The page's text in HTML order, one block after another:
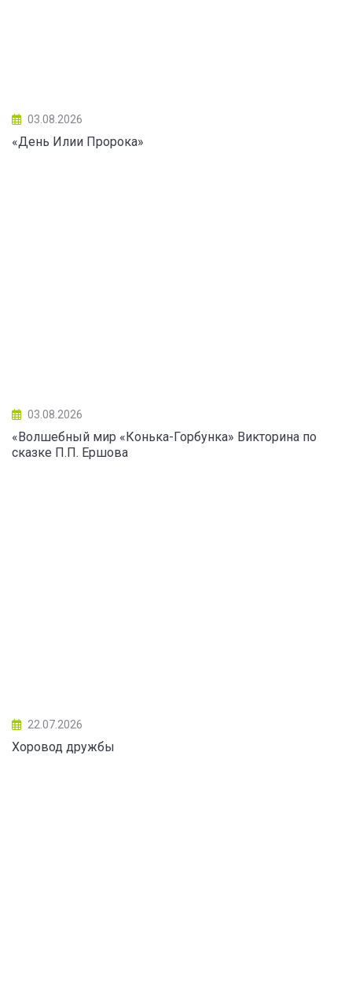
03.08.2026
«День Илии Пророка»
03.08.2026
«Волшебный мир «Конька-Горбунка» Викторина по
сказке П.П. Ершова
22.07.2026
Хоровод дружбы